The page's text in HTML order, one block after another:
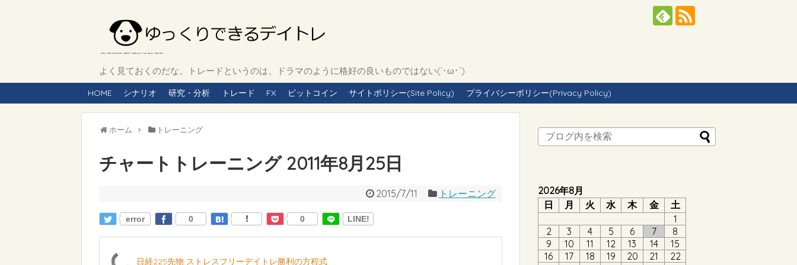
よく見ておくのだな。トレードというのは、ドラマのように格好の良いものではない(`･ω･´)
HOME シナリオ 研究・分析 トレード FX ビットコイン サイトポリシー(Site Policy) プライバシーポリシー(Privacy Policy)
ホーム トレーニング
チャートトレーニング 2011年8月25日
2015/7/11 トレーニング
error 0 0 LINE!
日経225先物 ストレスフリーデイトレ勝利の方程式
2026年8月
日
月 火 水 木 金
土
1
2
3 4 5 6 7
8
9
10 11 12 13 14
15
16
17 18 19 20 21
22